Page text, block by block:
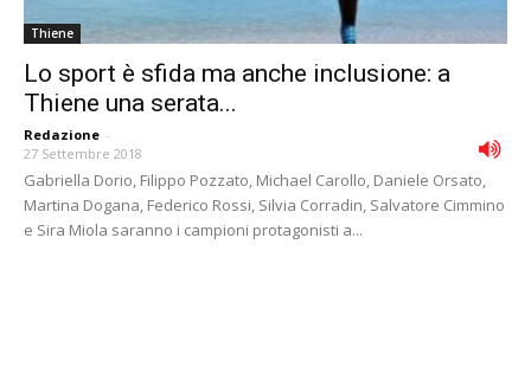
Thiene
Lo sport è sfida ma anche inclusione: a
Thiene una serata...
Redazione -
27 Settembre 2018
Gabriella Dorio, Filippo Pozzato, Michael Carollo, Daniele Orsato,
Martina Dogana, Federico Rossi, Silvia Corradin, Salvatore Cimmino
e Sira Miola saranno i campioni protagonisti a...